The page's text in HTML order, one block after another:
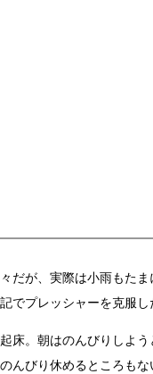
が、実際は小雨もたま
でプレッシャーを克服
。朝はのんびりしよう
んびり休めるところも